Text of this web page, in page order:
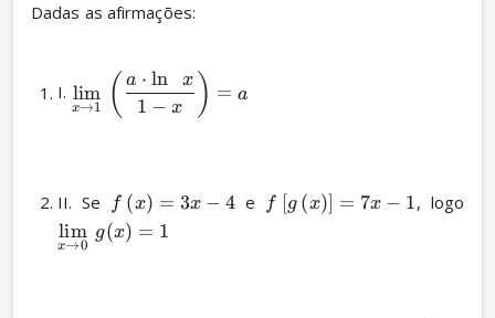
Dadas as afirmações:
I.
x→1
lim ( 1 − x
a ⋅ ln x ) = a
II. Se f (x) = 3x − 4 e f [g (x)] = 7x − 1, logo
x→0
lim g(x) = 1